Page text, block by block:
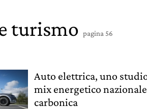
turismo pagina 56
Auto elettrica, uno
mix energetico
carbonica